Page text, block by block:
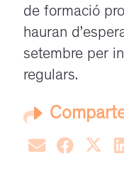
de formació
hauran
setembre per
regulars.